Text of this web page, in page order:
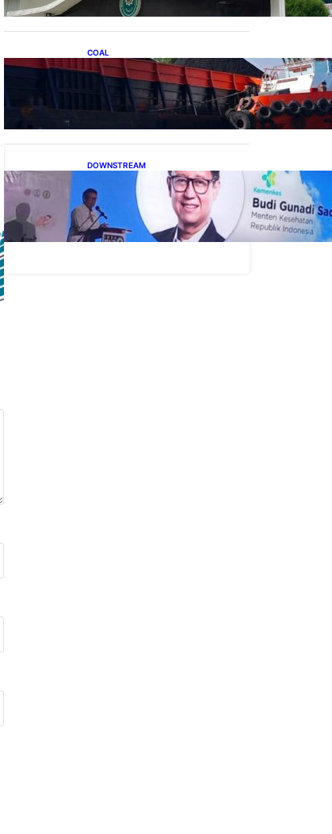
COAL
Lelang Batubara Sitaan,
Negara Dapat Lebih dari Rp
20 Miliar
DOWNSTREAM
Digitalisasi Alat-Alat
Kesehatan Dukung
Pertumbuhan Industri Alkes